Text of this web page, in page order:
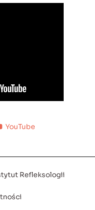
YouTube
Refleksologii